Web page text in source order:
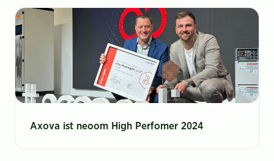
Axova ist neoom High Perfomer 2024